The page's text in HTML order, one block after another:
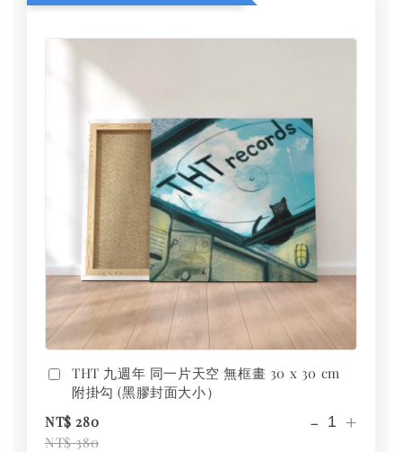
THT 九週年 同一片天空 無框畫 30 x 30 cm
附掛勾 (黑膠封面大小）
NT$ 280
NT$ 380
- +